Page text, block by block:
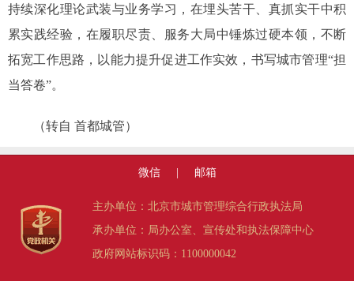
持续深化理论武装与业务学习，在埋头苦干、真抓实干中积
累实践经验，在履职尽责、服务大局中锤炼过硬本领，不断
拓宽工作思路，以能力提升促进工作实效，书写城市管理“担
当答卷”。
（转自 首都城管）
微信 邮箱
主办单位：北京市城市管理综合行政执法局
承办单位：局办公室、宣传处和执法保障中心
政府网站标识码：1100000042